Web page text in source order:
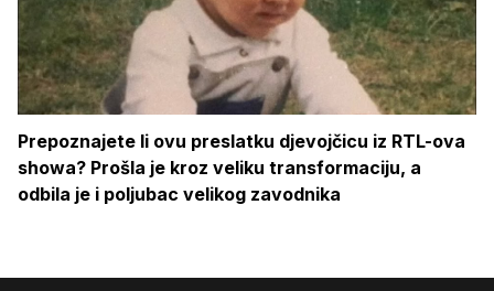
Prepoznajete li ovu preslatku djevojčicu iz RTL-ova
showa? Prošla je kroz veliku transformaciju, a
odbila je i poljubac velikog zavodnika